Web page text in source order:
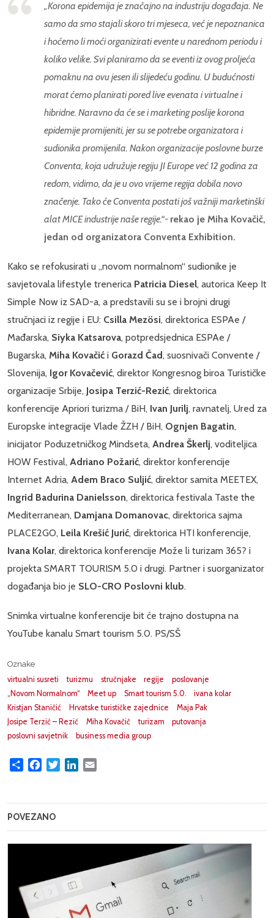
„Korona epidemija je značajno na industriju događaja. Ne
samo da smo stajali skoro tri mjeseca, već je nepoznanica
i hoćemo li moći organizirati evente u narednom periodu i
koliko velike. Svi planiramo da se eventi iz ovog proljeća
pomaknu na ovu jesen ili slijedeću godinu. U budućnosti
morat ćemo planirati pored live evenata i virtualne i
hibridne. Naravno da će se i marketing poslije korona
epidemije promijeniti, jer su se potrebe organizatora i
sudionika promijenila. Nakon organizacije poslovne burze
Conventa, koja udružuje regiju JI Europe već 12 godina za
redom, vidimo, da je u ovo vrijeme regija dobila novo
značenje. Tako će Conventa postati još važniji marketinški
alat MICE industrije naše regije.“- rekao je Miha Kovačič,
jedan od organizatora Conventa Exhibition.
Kako se refokusirati u „novom normalnom“ sudionike je
savjetovala lifestyle trenerica Patricia Diesel, autorica Keep It
Simple Now iz SAD-a, a predstavili su se i brojni drugi
stručnjaci iz regije i EU: Csilla Mezösi, direktorica ESPAe /
Mađarska, Siyka Katsarova, potpredsjednica ESPAe /
Bugarska, Miha Kovačić i Gorazd Čad, suosnivači Convente /
Slovenija, Igor Kovačević, direktor Kongresnog biroa Turističke
organizacije Srbije, Josipa Terzić-Rezić, direktorica
konferencije Apriori turizma / BiH, Ivan Jurilj, ravnatelj, Ured za
Europske integracije Vlade ŽZH / BiH, Ognjen Bagatin,
inicijator Poduzetničkog Mindseta, Andrea Škerlj, voditeljica
HOW Festival, Adriano Požarić, direktor konferencije
Internet Adria, Adem Braco Suljić, direktor samita MEETEX,
Ingrid Badurina Danielsson, direktorica festivala Taste the
Mediterranean, Damjana Domanovac, direktorica sajma
PLACE2GO, Leila Krešić Jurić, direktorica HTI konferencije,
Ivana Kolar, direktorica konferencije Može li turizam 365? i
projekta SMART TOURISM 5.0 i drugi. Partner i suorganizator
događanja bio je SLO-CRO Poslovni klub.
Snimka virtualne konferencije bit će trajno dostupna na
YouTube kanalu Smart tourism 5.0. PS/SŠ
Oznake
virtualni susreti
turizmu stručnjake regije
poslovanje
„Novom Normalnom“
Meet up Smart tourism 5.0.
ivana kolar
Kristjan Staničić
Hrvatske turističke zajednice
Maja Pak
Josipe Terzić – Rezić
Miha Kovačič turizam
putovanja
poslovni savjetnik
business media group
Share FacebookTwitterLinkedIn
POVEZANO